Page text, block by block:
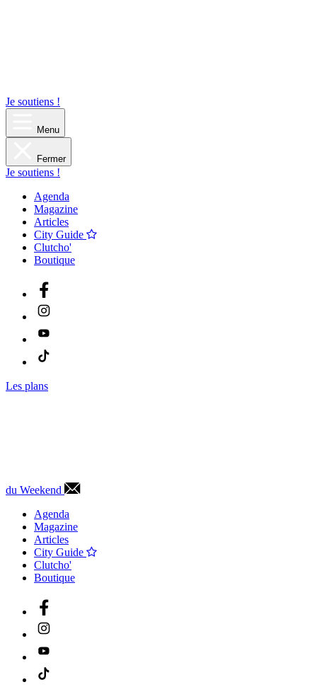
Je soutiens !
Menu
Fermer
Je soutiens !
Agenda
Magazine
Articles
City Guide
Clutcho'
Boutique
Les plans
du Weekend
Agenda
Magazine
Articles
City Guide
Clutcho'
Boutique